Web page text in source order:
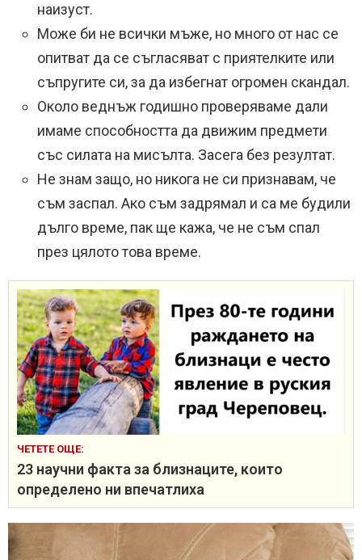
наизуст.
Може би не всички мъже, но много от нас се
опитват да се съгласяват с приятелките или
съпругите си, за да избегнат огромен скандал.
Около веднъж годишно проверяваме дали
имаме способността да движим предмети
със силата на мисълта. Засега без резултат.
Не знам защо, но никога не си признавам, че
съм заспал. Ако съм задрямал и са ме будили
дълго време, пак ще кажа, че не съм спал
през цялото това време.
ЧЕТЕТЕ ОЩЕ:
23 научни факта за близнаците, които
определено ни впечатлиха